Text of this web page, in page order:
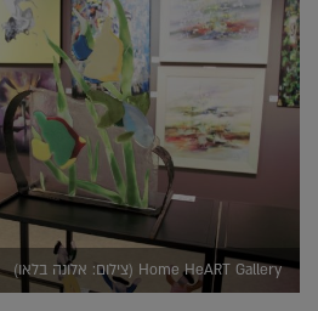
Home HeART Gallery (צילום: אלונה בלאו)